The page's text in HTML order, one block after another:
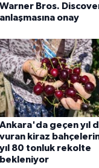
Warner Bros.
anlaşmasına onay
Ankara'da geçen yıl
vuran kiraz
yıl 80 tonluk rekolte
bekleniyor